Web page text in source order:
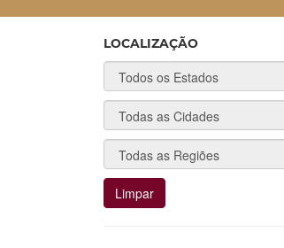
LOCALIZAÇÃO